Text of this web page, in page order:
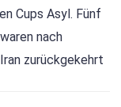
Cups Asyl. Fünf
nach
zurückgekehrt